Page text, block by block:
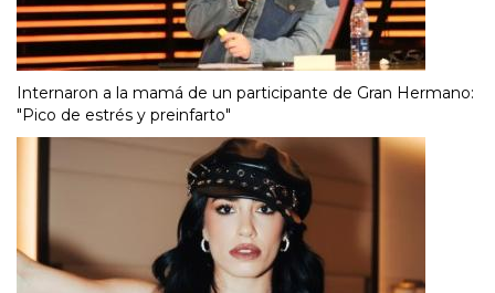
Internaron a la mamá de un participante de Gran Hermano:
"Pico de estrés y preinfarto"